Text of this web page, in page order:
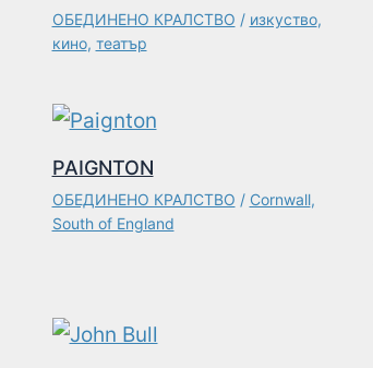
ОБЕДИНЕНО КРАЛСТВО / изкуство,
кино, театър
PAIGNTON
ОБЕДИНЕНО КРАЛСТВО / Cornwall,
South of England